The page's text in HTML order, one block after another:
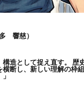
響慈）
構造として捉え直す。
歴
横断し、新しい理解の枠